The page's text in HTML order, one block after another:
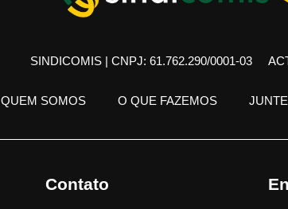
SINDICOMIS | CNPJ: 61.762.290/0001-03
QUEM SOMOS O QUE FAZEMOS
Contato